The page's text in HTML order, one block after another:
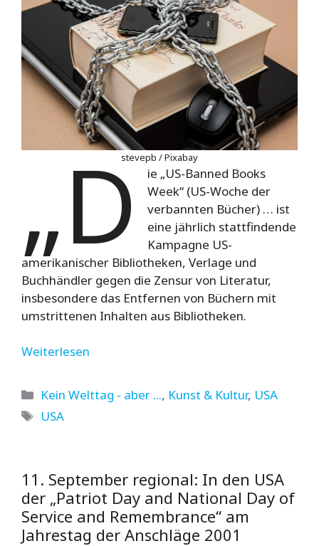
stevepb / Pixabay
„D
ie „US-Banned Books
Week“ (US-Woche der
verbannten Bücher) … ist
eine jährlich stattfindende
Kampagne US-
amerikanischer Bibliotheken, Verlage und
Buchhändler gegen die Zensur von Literatur,
insbesondere das Entfernen von Büchern mit
umstrittenen Inhalten aus Bibliotheken.
Weiterlesen
Kategorien
Kein Welttag - aber ..., Kunst & Kultur, USA
Schlagwörter
USA
11. September regional: In den USA
der „Patriot Day and National Day of
Service and Remembrance“ am
Jahrestag der Anschläge 2001